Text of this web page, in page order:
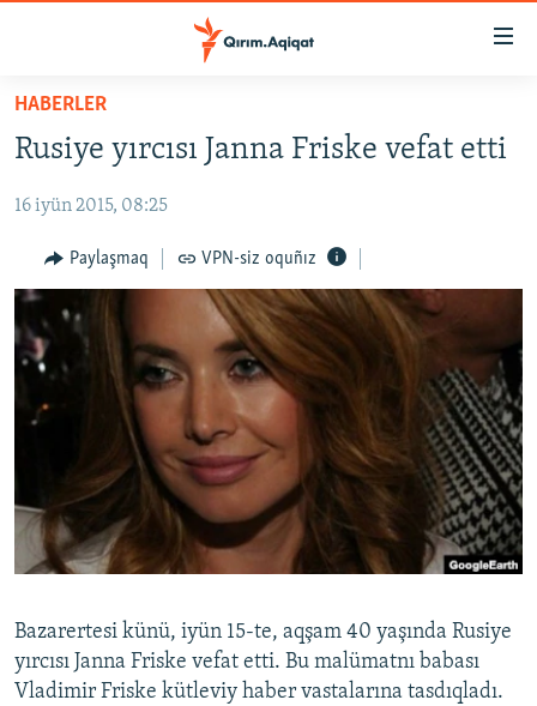
Esas
qaytmaq
navigatsiyağa
qaytmaq
Qıdıruvğa
qaytmaq
SİYASET
İQTİSADİYAT
CEMİYET
MEDENİYET
İNSAN AQLARI
VİDEO
SÜRET
BLOGLAR
FİKİR
Русский
Українською
QOŞULIÑIZ!
HABERLER
Rusiye yırcısı Janna Friske vefat etti
16 iyün 2015, 08:25
Paylaşmaq VPN-siz oquñız
Bazarertesi künü, iyün 15-te, aqşam 40 yaşında Rusiye
yırcısı Janna Friske vefat etti. Bu malümatnı babası
Vladimir Friske kütleviy haber vastalarına tasdıqladı.